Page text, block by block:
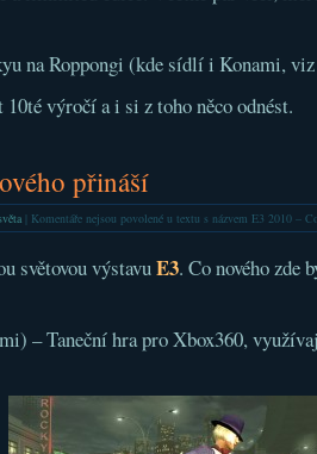
na Roppongi (kde sídlí i Konami,
10té výročí a i si z toho něco odnést.
přináší
| Komentáře nejsou povolenéu textu s názvem E3 2010 –
světovou výstavuE3. Co nového zde
– Taneční hra pro Xbox360,